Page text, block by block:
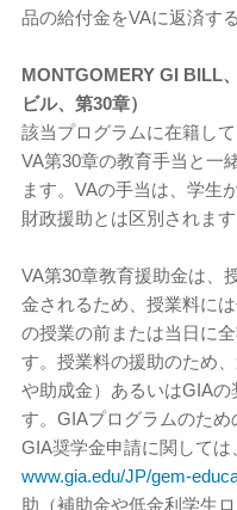
品の給付金をVAに返済す
MONTGOMERY GI BILL
ビル、第30章）
該当プログラムに在籍し
VA第30章の教育手当と一
ます。VAの手当は、学生
財政援助とは区別されます
VA第30章教育援助金は、
金されるため、授業料に
の授業の前または当日に
す。授業料の援助のため
や助成金）あるいはGIA
す。GIAプログラムのた
GIA奨学金申請に関しては
www.gia.edu/JP/gem-
助（補助金や低金利学生